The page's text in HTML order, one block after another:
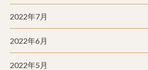
2022年7月
2022年6月
2022年5月